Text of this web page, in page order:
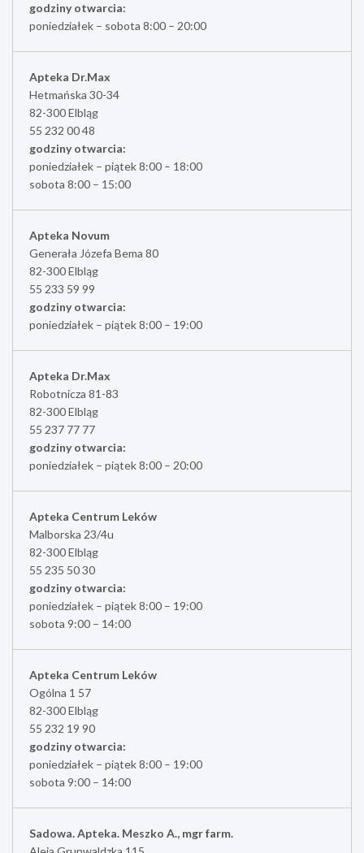
godziny otwarcia:
poniedziałek – sobota 8:00 – 20:00
Apteka Dr.Max
Hetmańska 30-34
82-300 Elbląg
55 232 00 48
godziny otwarcia:
poniedziałek – piątek 8:00 – 18:00
sobota 8:00 – 15:00
Apteka Novum
Generała Józefa Bema 80
82-300 Elbląg
55 233 59 99
godziny otwarcia:
poniedziałek – piątek 8:00 – 19:00
Apteka Dr.Max
Robotnicza 81-83
82-300 Elbląg
55 237 77 77
godziny otwarcia:
poniedziałek – piątek 8:00 – 20:00
Apteka Centrum Leków
Malborska 23/4u
82-300 Elbląg
55 235 50 30
godziny otwarcia:
poniedziałek – piątek 8:00 – 19:00
sobota 9:00 – 14:00
Apteka Centrum Leków
Ogólna 1 57
82-300 Elbląg
55 232 19 90
godziny otwarcia:
poniedziałek – piątek 8:00 – 19:00
sobota 9:00 – 14:00
Sadowa. Apteka. Meszko A., mgr farm.